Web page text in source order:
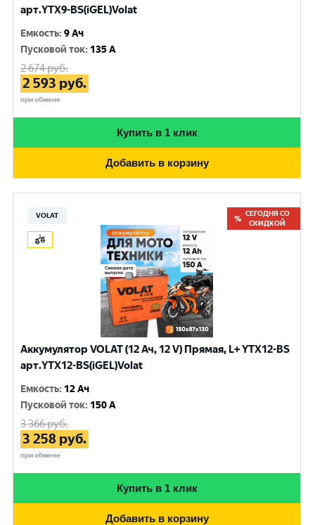
арт.YTX9-BS(iGEL)Volat
Емкость:9 Ач
Пусковой ток: 135 A
2 674руб.
2 593 руб.
при обмене
Купить в 1 клик
Добавить в корзину
VOLAT
СЕГОДНЯ СО
СКИДКОЙ
Аккумулятор VOLAT (12 Ач, 12 V) Прямая, L+ YTX12-BS
арт.YTX12-BS(iGEL)Volat
Емкость: 12 Ач
Пусковой ток: 150 A
3 366руб.
3 258 руб.
при обмене
Купить в 1 клик
Добавить в корзину